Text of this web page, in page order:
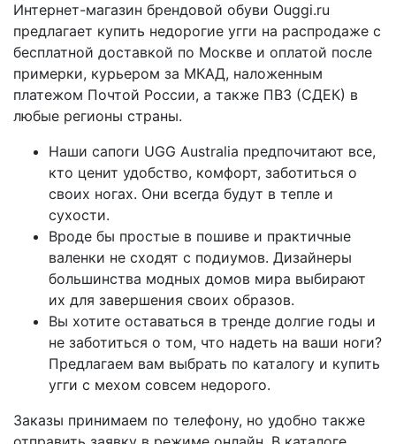
Интернет-магазин брендовой обуви Ouggi.ru
предлагает купить недорогие угги на распродаже с
бесплатной доставкой по Москве и оплатой после
примерки, курьером за МКАД, наложенным
платежом Почтой России, а также ПВЗ (СДЕК) в
любые регионы страны.
Наши сапоги UGG Australia предпочитают все,
кто ценит удобство, комфорт, заботиться о
своих ногах. Они всегда будут в тепле и
сухости.
Вроде бы простые в пошиве и практичные
валенки не сходят с подиумов. Дизайнеры
большинства модных домов мира выбирают
их для завершения своих образов.
Вы хотите оставаться в тренде долгие годы и
не заботиться о том, что надеть на ваши ноги?
Предлагаем вам выбрать по каталогу и купить
угги с мехом совсем недорого.
Заказы принимаем по телефону, но удобно также